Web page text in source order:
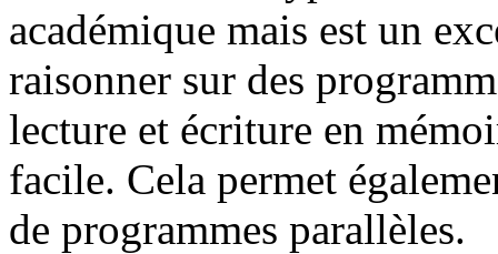
académique mais est un
raisonner sur des
lecture et écriture en
facile. Cela permet
de programmes parallèles.